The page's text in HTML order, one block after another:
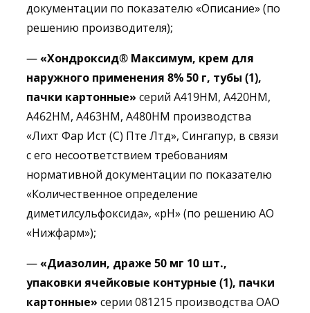
документации по показателю «Описание» (по
решению производителя);
—«Хондроксид® Максимум, крем для
наружного применения 8% 50 г, тубы (1),
пачки картонные» серий А419НМ, А420НМ,
А462НМ, А463НМ, А480НМ производства
«Лихт Фар Ист (С) Пте Лтд», Сингапур, в связи
с его несоответствием требованиям
нормативной документации по показателю
«Количественное определение
диметилсульфоксида», «рН» (по решению АО
«Нижфарм»);
—«Диазолин, драже 50 мг 10 шт.,
упаковки ячейковые контурные (1), пачки
картонные» серии 081215 производства ОАО